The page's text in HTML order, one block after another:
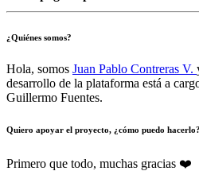
¿Quiénes somos?
Hola, somos Juan Pablo Contreras V.
desarrollo de la plataforma está a
Guillermo Fuentes.
Quiero apoyar el proyecto, ¿cómo puedo hacerlo?
Primero que todo, muchas gracias ❤️